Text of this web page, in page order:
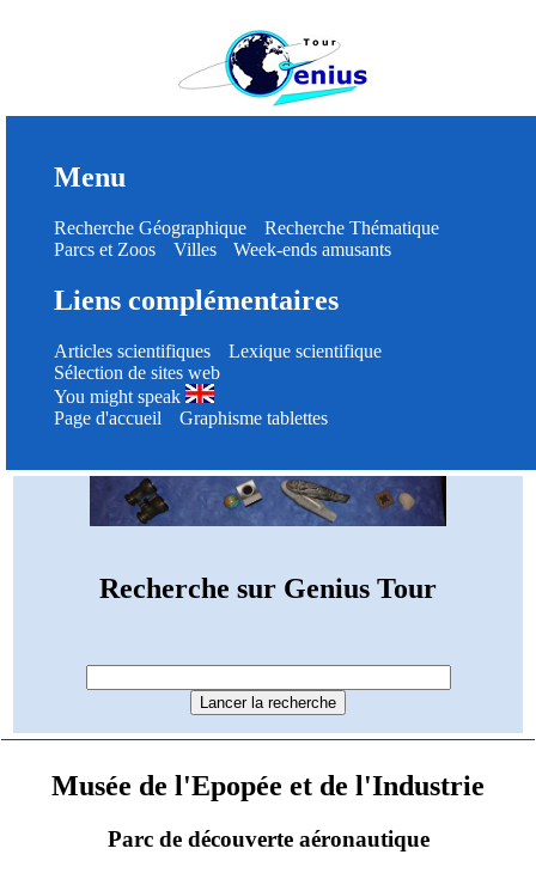
Menu
Recherche Géographique
Recherche Thématique
Parcs et Zoos
Villes Week-ends amusants
Liens complémentaires
Articles scientifiques
Lexique scientifique
Sélection de sites web
You might speak
Page d'accueil
Graphisme tablettes
Recherche sur Genius Tour
Musée de l'Epopée et de l'Industrie
Parc de découverte aéronautique